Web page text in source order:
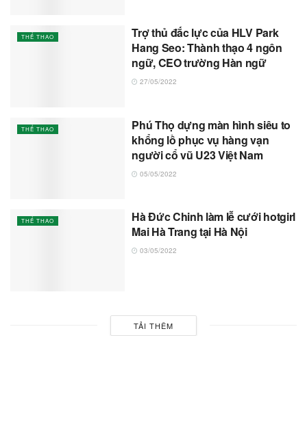
THỂ THAO
Trợ thủ đắc lực của HLV Park
Hang Seo: Thành thạo 4 ngôn
ngữ, CEO trường Hàn ngữ
27/05/2022
THỂ THAO
Phú Thọ dựng màn hình siêu to
khổng lồ phục vụ hàng vạn
người cổ vũ U23 Việt Nam
05/05/2022
THỂ THAO
Hà Đức Chinh làm lễ cưới hotgirl
Mai Hà Trang tại Hà Nội
03/05/2022
TẢI THÊM